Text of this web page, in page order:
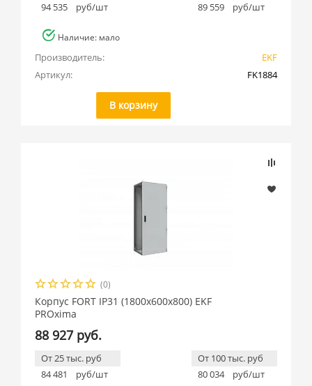
94 535
руб/шт
89 559
руб/шт
Наличие: мало
Производитель:
EKF
Артикул:
FK1884
В корзину
(0)
Корпус FORT IP31 (1800x600x800) EKF
PROxima
88 927 руб.
От 25 тыс. руб
84 481
руб/шт
От 100 тыс. руб
80 034
руб/шт